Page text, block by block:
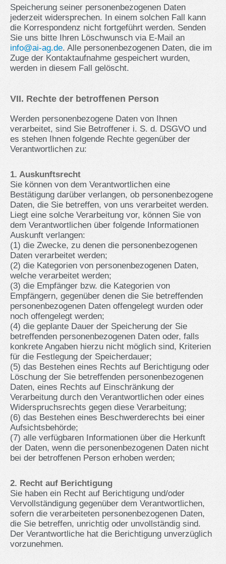
Speicherung seiner personenbezogenen Daten
jederzeit widersprechen. In einem solchen Fall kann
die Korrespondenz nicht fortgeführt werden. Senden
Sie uns bitte Ihren Löschwunsch via E-Mail an
info@ai‑ag.de. Alle personenbezogenen Daten, die im
Zuge der Kontaktaufnahme gespeichert wurden,
werden in diesem Fall gelöscht.
VII. Rechte der betroffenen Person
Werden personenbezogene Daten von Ihnen
verarbeitet, sind Sie Betroffener i. S. d. DSGVO und
es stehen Ihnen folgende Rechte gegenüber der
Verantwortlichen zu:
1. Auskunftsrecht
Sie können von dem Verantwortlichen eine
Bestätigung darüber verlangen, ob personenbezogene
Daten, die Sie betreffen, von uns verarbeitet werden.
Liegt eine solche Verarbeitung vor, können Sie von
dem Verantwortlichen über folgende Informationen
Auskunft verlangen:
(1) die Zwecke, zu denen die personenbezogenen
Daten verarbeitet werden;
(2) die Kategorien von personenbezogenen Daten,
welche verarbeitet werden;
(3) die Empfänger bzw. die Kategorien von
Empfängern, gegenüber denen die Sie betreffenden
personenbezogenen Daten offengelegt wurden oder
noch offengelegt werden;
(4) die geplante Dauer der Speicherung der Sie
betreffenden personenbezogenen Daten oder, falls
konkrete Angaben hierzu nicht möglich sind, Kriterien
für die Festlegung der Speicherdauer;
(5) das Bestehen eines Rechts auf Berichtigung oder
Löschung der Sie betreffenden personenbezogenen
Daten, eines Rechts auf Einschränkung der
Verarbeitung durch den Verantwortlichen oder eines
Widerspruchsrechts gegen diese Verarbeitung;
(6) das Bestehen eines Beschwerderechts bei einer
Aufsichtsbehörde;
(7) alle verfügbaren Informationen über die Herkunft
der Daten, wenn die personenbezogenen Daten nicht
bei der betroffenen Person erhoben werden;
2. Recht auf Berichtigung
Sie haben ein Recht auf Berichtigung und/oder
Vervollständigung gegenüber dem Verantwortlichen,
sofern die verarbeiteten personenbezogenen Daten,
die Sie betreffen, unrichtig oder unvollständig sind.
Der Verantwortliche hat die Berichtigung unverzüglich
vorzunehmen.